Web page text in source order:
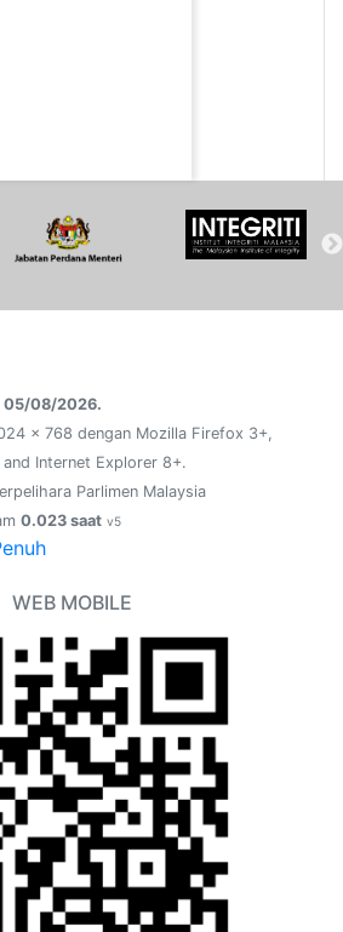
05/08/2026.
x 768 dengan Mozilla Firefox 3+,
Internet Explorer 8+.
Parlimen Malaysia
0.023 saat v5
WEB MOBILE